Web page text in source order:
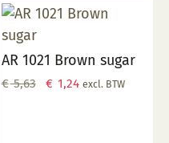
AR 1021 Brown sugar
€5,63
Oorspronkelijke
€ 1,24Huidige
excl. BTW